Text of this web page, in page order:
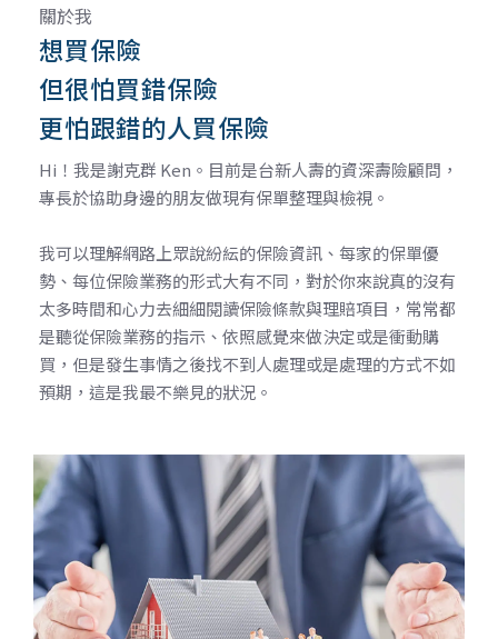
關於我
想買保險
但很怕買錯保險
更怕跟錯的人買保險
Hi！我是謝克群 Ken。目前是台新人壽的資深壽險顧問，
專長於協助身邊的朋友做現有保單整理與檢視。
我可以理解網路上眾說紛紜的保險資訊、每家的保單優
勢、每位保險業務的形式大有不同，對於你來說真的沒有
太多時間和心力去細細閱讀保險條款與理賠項目，常常都
是聽從保險業務的指示、依照感覺來做決定或是衝動購
買，但是發生事情之後找不到人處理或是處理的方式不如
預期，這是我最不樂見的狀況。